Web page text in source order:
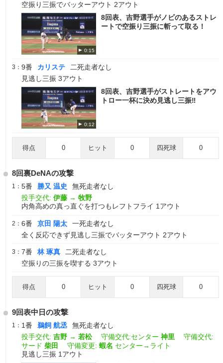
空振り三振でバッターアウト 2アウト
0:15
8回表、吉野選手がノビのあるストレ
ートで空振り三振に斬って取る！
3： 9番 カリステ
二死走者なし
見逃し三振 3アウト
0:12
8回表、吉野選手がストレートをアウ
トロー一杯に決め見逃し三振‼
得点 0 ヒット 0 四死球 0
8回裏DeNAの攻撃
1： 5番 勝又 温史
無死走者なし
投手交代: 伊藤 → 牧野
内角高めの真っ直ぐを打つもレフトフライ 1アウト
2： 6番 京田 陽太
一死走者なし
全く反応できず見逃し三振でバッターアウト 2アウト
3： 7番 林 琢真
二死走者なし
空振りの三振を喫する 3アウト
得点 0 ヒット 0 四死球 0
9回表中日の攻撃
1： 1番 鵜飼 航丞
無死走者なし
投手交代: 吉野 → 若松 守備交代:センター 神里
守備交代:
サード 柴田 守備変更: 蝦名 センター→ライト
見逃し三振 1アウト